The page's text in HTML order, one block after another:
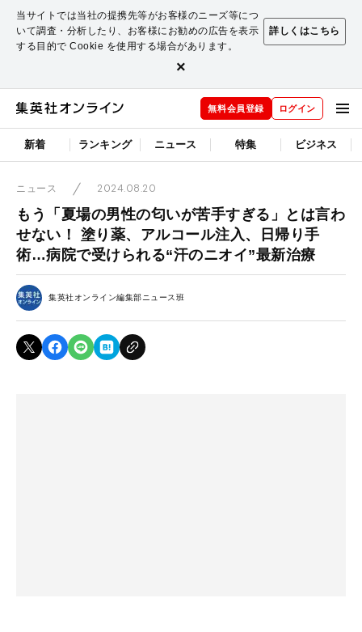
当サイトでは当社の提携先等がお客様のニーズ等につ
いて調査・分析したり、お客様にお勧めの広告を表示
する目的で Cookie を使用する場合があります。
詳しくはこちら
×
無料会員登録 ログイン
新着 ランキング ニュース 特集 ビジネス
ニュース 2024.08.20
もう「夏場の男性の匂いが苦手すぎる」とは言わ
せない！ 塗り薬、アルコール注入、日帰り手
術…病院で受けられる“汗のニオイ”最新治療
集英社オンライン編集部ニュース班